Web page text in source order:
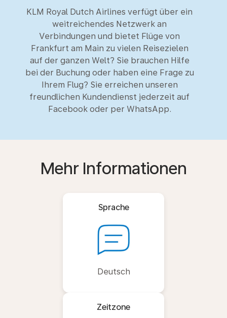
KLM Royal Dutch Airlines verfügt über ein
weitreichendes Netzwerk an
Verbindungen und bietet Flüge von
Frankfurt am Main zu vielen Reisezielen
auf der ganzen Welt? Sie brauchen Hilfe
bei der Buchung oder haben eine Frage zu
Ihrem Flug? Sie erreichen unseren
freundlichen Kundendienst jederzeit auf
Facebook oder per WhatsApp.
Mehr Informationen
Sprache
Deutsch
Zeitzone